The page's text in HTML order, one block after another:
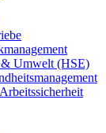
& Umwelt (HSE)